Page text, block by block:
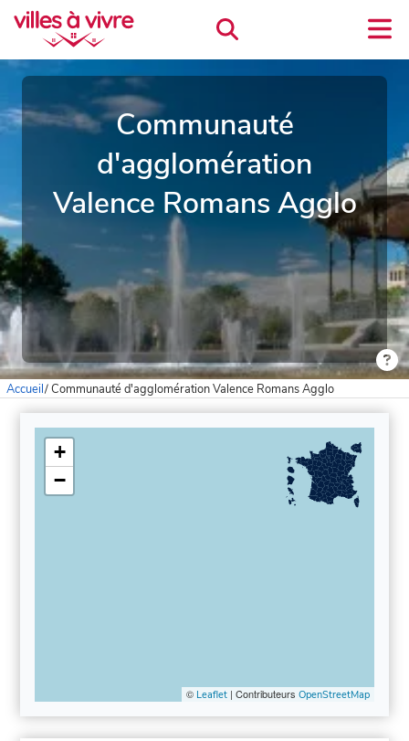
Communauté
d'agglomération
Valence Romans Agglo
Accueil/Communauté d'agglomération Valence Romans Agglo
+
−
© Leaflet| Contributeurs OpenStreetMap